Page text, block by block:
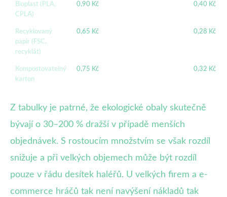
Bioplast (PLA,
CPLA)
0,90 Kč 0,40 Kč
Recyklovaný
papír (FSC,
recyklát)
0,65 Kč 0,28 Kč
Kompostovatelný
karton
0,75 Kč 0,32 Kč
Z tabulky je patrné, že ekologické obaly skutečně
bývají o 30–200 % dražší v případě menších
objednávek. S rostoucím množstvím se však rozdíl
snižuje a při velkých objemech může být rozdíl
pouze v řádu desítek haléřů. U velkých firem a e-
commerce hráčů tak není navýšení nákladů tak